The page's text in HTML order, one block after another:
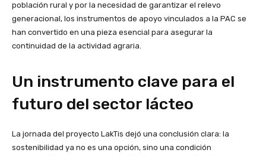
población rural y por la necesidad de garantizar el relevo
generacional, los instrumentos de apoyo vinculados a la PAC se
han convertido en una pieza esencial para asegurar la
continuidad de la actividad agraria.
Un instrumento clave para el
futuro del sector lácteo
La jornada del proyecto LakTis dejó una conclusión clara: la
sostenibilidad ya no es una opción, sino una condición